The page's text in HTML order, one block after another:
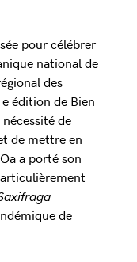
pour célébrer
national de
des
édition de Bien
de
de mettre en
a porté son
de